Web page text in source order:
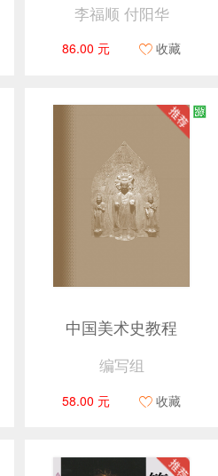
李福顺 付阳华
86.00 元 收藏
中国美术史教程
编写组
58.00 元 收藏